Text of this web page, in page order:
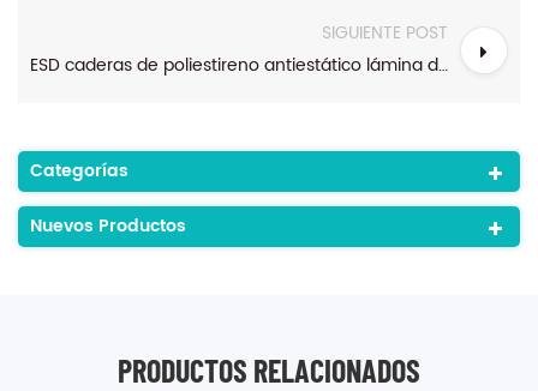
SIGUIENTE POST
ESD caderas de poliestireno antiestático lámina de plástico para termoformado bandeja
Categorías
Nuevos Productos
PRODUCTOS RELACIONADOS